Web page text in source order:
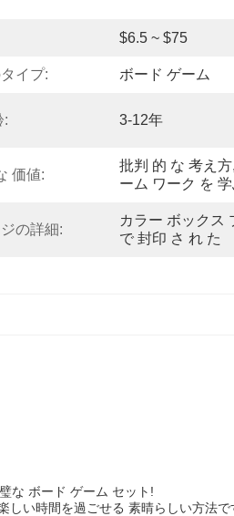
$6.5 ~ $75
イプ: ボード ゲーム
: 3-12年
価値:
批判 的 な 考え
ーム ワーク を
の詳細:
カラー ボックス
で 封印 さ れ た
な ボード ゲーム セット!
い時間を過ごせる 素晴らしい方法